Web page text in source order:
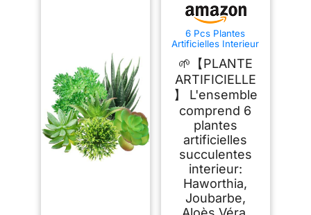
6 Pcs Plantes
Artificielles Interieur
Plastica Fausse
Plante
🌱【PLANTE
ARTIFICIELLE
】 L'ensemble
comprend 6
plantes
artificielles
succulentes
interieur:
Haworthia,
Joubarbe,